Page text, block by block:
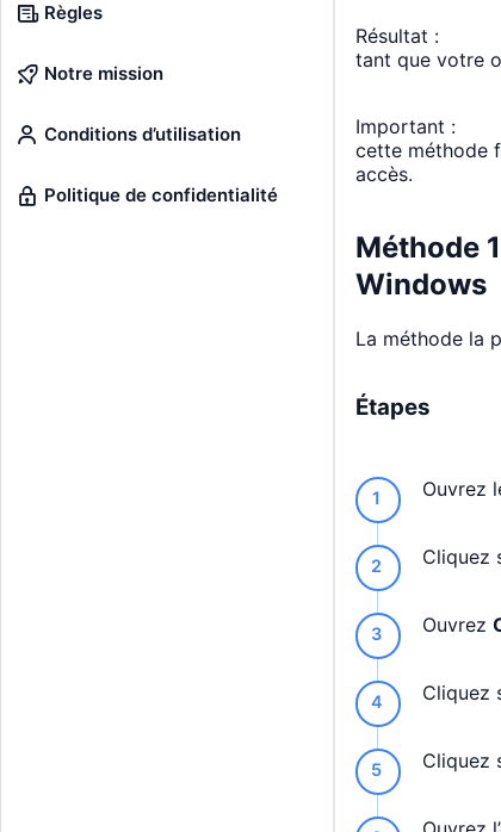
Règles
Notre mission
Conditions d’utilisation
Politique de confidentialité
Résultat :
tant que votre
Important :
cette méthode
accès.
Méthode
Windows
La méthode la
Étapes
Ouvrez
Cliquez
Ouvrez
Cliquez
Cliquez